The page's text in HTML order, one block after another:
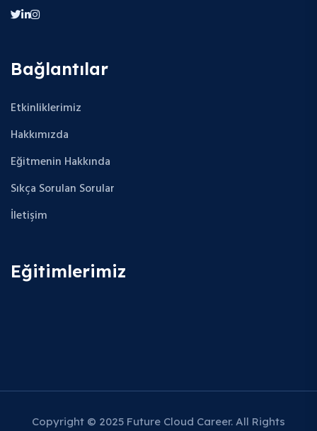
Bağlantılar
Etkinliklerimiz
Hakkımızda
Eğitmenin Hakkında
Sıkça Sorulan Sorular
İletişim
Eğitimlerimiz
Copyright © 2025 Future Cloud Career. All Rights